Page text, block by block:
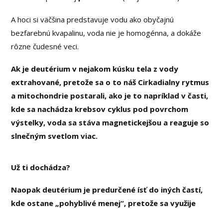
A hoci si väčšina predstavuje vodu ako obyčajnú
bezfarebnú kvapalinu, voda nie je homogénna, a dokáže
rôzne čudesné veci.
Ak je deutérium v nejakom kúsku tela z vody
extrahované, pretože sa o to náš Cirkadialny rytmus
a mitochondrie postarali, ako je to napríklad v časti,
kde sa nachádza krebsov cyklus pod povrchom
výstelky, voda sa stáva magnetickejšou a reaguje so
slnečným svetlom viac.
Už ti dochádza?
Naopak deutérium je predurčené ísť do iných častí,
kde ostane „pohyblivé menej“, pretože sa využije